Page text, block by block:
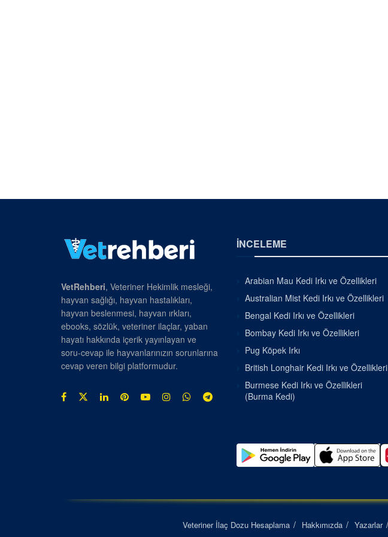
VetRehberi, Veteriner Hekimlik mesleği,
hayvan sağlığı, hayvan hastalıkları,
hayvan beslenmesi, hayvan ırkları,
ebooks, sözlük, veteriner ilaçlar, yaban
hayatı hakkında içerik yayınlayan ve
soru-cevap ile hayvanlarınızın sorunlarına
cevap veren bilgi platformudur.
İNCELEME
Arabian Mau Kedi Irkı ve Özellikleri
Australian Mist Kedi Irkı ve Özellikleri
Bengal Kedi Irkı ve Özellikleri
Bombay Kedi Irkı ve Özellikleri
Pug Köpek Irkı
British Longhair Kedi Irkı ve Özellikleri
Burmese Kedi Irkı ve Özellikleri
(Burma Kedi)
Veteriner İlaç Dozu Hesaplama Hakkımızda Yazarlar